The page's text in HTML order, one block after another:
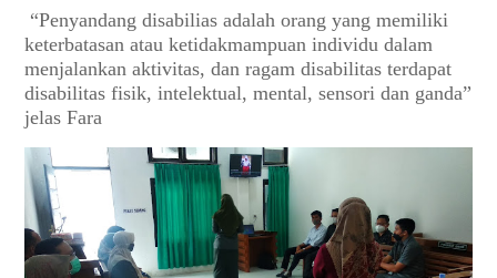
“Penyandang disabilias adalah orang yang memiliki
keterbatasan atau ketidakmampuan individu dalam
menjalankan aktivitas, dan ragam disabilitas terdapat
disabilitas fisik, intelektual, mental, sensori dan ganda”
jelas Fara